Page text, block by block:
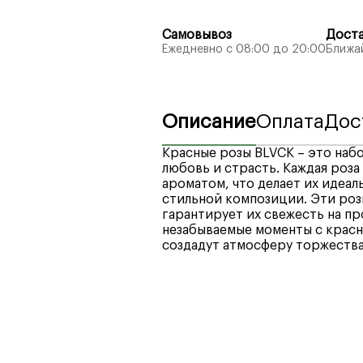
Самовывоз
Ежедневно с 08:00 до 20:00
ОписаниеОплата
Красные розы BLVCK – это
любовь и страсть. Каждая
ароматом, что делает их
стильной композиции. Эти
гарантирует их свежесть на
незабываемые моменты с
создадут атмосферу